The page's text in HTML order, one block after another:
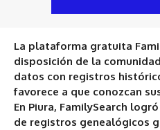
La plataforma gratuita
disposición de la
datos con registros
favorece a que conozcan
En Piura, FamilySearch
de registros genealógicos